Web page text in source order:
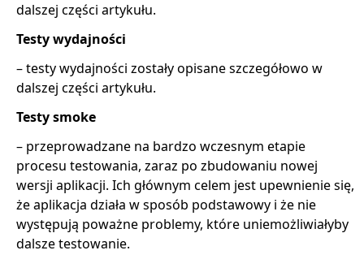
dalszej części artykułu.
Testy wydajności
– testy wydajności zostały opisane szczegółowo w
dalszej części artykułu.
Testy smoke
– przeprowadzane na bardzo wczesnym etapie
procesu testowania, zaraz po zbudowaniu nowej
wersji aplikacji. Ich głównym celem jest upewnienie się,
że aplikacja działa w sposób podstawowy i że nie
występują poważne problemy, które uniemożliwiałyby
dalsze testowanie.